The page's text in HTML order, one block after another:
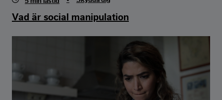
Vad är social manipulation